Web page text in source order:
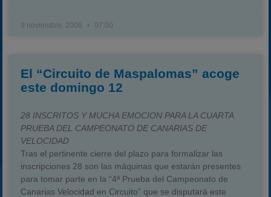
9 noviembre, 2006 07:00
El “Circuito de Maspalomas” acoge
este domingo 12
28 INSCRITOS Y MUCHA EMOCION PARA LA CUARTA
PRUEBA DEL CAMPEONATO DE CANARIAS DE
VELOCIDAD
Tras el pertinente cierre del plazo para formalizar las
inscripciones 28 son las máquinas que estarán presentes
para tomar parte en la “4ª Prueba del Campeonato de
Canarias Velocidad en Circuito” que se disputará este